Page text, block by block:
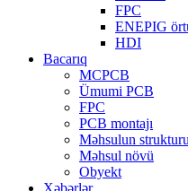
FPC
ENEPIG
HDI
Bacarıq
MCPCB
Ümumi PCB
FPC
PCB montajı
Məhsulun strukturu
Məhsul növü
Obyekt
Xəbərlər